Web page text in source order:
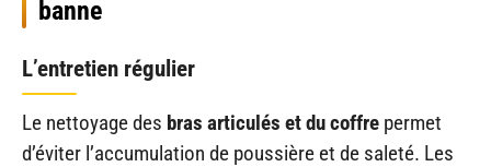
banne
L’entretien régulier
Le nettoyage des bras articulés et du coffre permet
d’éviter l’accumulation de poussière et de saleté. Les